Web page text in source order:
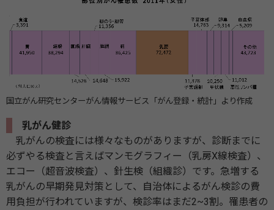
国立がん研究センターがん情報サービス「がん登録・統計」より作成
乳がん健診
乳がんの検査には様々なものがありますが、診断までに
必ずやる検査と言えばマンモグラフィー（乳房X線検査）、
エコー（超音波検査）、針生検（組織診）です。急増する
乳がんの早期発見対策として、自治体によるがん検診の費
用負担が行われていますが、検診率はまだ2~3割。罹患者の